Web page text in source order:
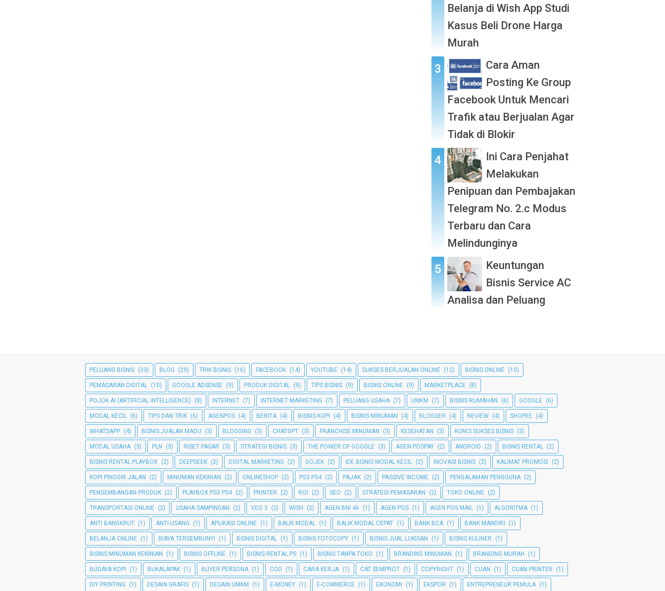
Belanja di Wish App Studi
Kasus Beli Drone Harga
Murah
Cara Aman
Posting Ke Group
Facebook Untuk Mencari
Trafik atau Berjualan Agar
Tidak di Blokir
Ini Cara Penjahat
Melakukan
Penipuan dan Pembajakan
Telegram No. 2.c Modus
Terbaru dan Cara
Melindunginya
Keuntungan
Bisnis Service AC
Analisa dan Peluang
PELUANG BISNIS (33) BLOG (29) TRIK BISNIS (16) FACEBOOK (14) YOUTUBE (14) SUKSES BERJUALAN ONLINE (12) BISNIS ONLINE (10)
PEMASARAN DIGITAL (10) GOOGLE ADSENSE (9) PRODUK DIGITAL (9) TIPS BISNIS (9) BISNIS ONLINE (9) MARKETPLACE (8)
POJOK AI (ARTIFICIAL INTELLIGENCE) (8) INTERNET (7) INTERNET MARKETING (7) PELUANG USAHA (7) UMKM (7) BISNIS RUMAHAN (6) GOOGLE (6)
MODAL KECIL (6) TIPS DAN TRIK (6) AGENPOS (4) BERITA (4) BISNIS KOPI (4) BISNIS MINUMAN (4) BLOGGER (4) REVIEW (4) SHOPEE (4)
WHATSAPP (4) BISNIS JUALAN MADU (3) BLOGGING (3) CHATGPT (3) FRANCHISE MINUMAN (3) KESEHATAN (3) KUNCI SUKSES BISNIS (3)
MODAL USAHA (3) PLN (3) RISET PASAR (3) STRATEGI BISNIS (3) THE POWER OF GOOGLE (3) AGEN POSPAY (2) ANDROID (2) BISNIS RENTAL (2)
BISNIS RENTAL PLAYBOX (2) DEEPSEEK (2) DIGITAL MARKETING (2) GOJEK (2) IDE BISNIS MODAL KECIL (2) INOVASI BISNIS (2) KALIMAT PROMOSI (2)
KOPI PINGGIR JALAN (2) MINUMAN KEKINIAN (2) ONLINESHOP (2) PS3 PS4 (2) PAJAK (2) PASSIVE INCOME (2) PENGALAMAN PENGGUNA (2)
PENGEMBANGAN PRODUK (2) PLAYBOX PS3 PS4 (2) PRINTER (2) ROI (2) SEO (2) STRATEGI PEMASARAN (2) TOKO ONLINE (2)
TRANSPORTASI ONLINE (2) USAHA SAMPINGAN (2) VEO 3 (2) WISH (2) AGEN BNI 46 (1) AGEN POS (1) AGEN POS MAIL (1) ALGORITMA (1)
ANTI BANGKRUT (1) ANTI-USANG (1) APLIKASI ONLINE (1) BALIK MODAL (1) BALIK MODAL CEPAT (1) BANK BCA (1) BANK MANDIRI (1)
BELANJA ONLINE (1) BIAYA TERSEMBUNYI (1) BISNIS DIGITAL (1) BISNIS FOTOCOPY (1) BISNIS JUAL LUKISAN (1) BISNIS KULINER (1)
BISNIS MINUMAN KEKINIAN (1) BISNIS OFFLINE (1) BISNIS RENTAL PS (1) BISNIS TANPA TOKO (1) BRANDING MINUMAN (1) BRANDING MURAH (1)
BUDAYA KOPI (1) BUKALAPAK (1) BUYER PERSONA (1) COD (1) CARA KERJA (1) CAT SEMPROT (1) COPYRIGHT (1) CUAN (1) CUAN PRINTER (1)
DIY PRINTING (1) DESAIN GRAFIS (1) DESAIN UMKM (1) E-MONEY (1) E-COMMERCE (1) EKONOMI (1) EKSPOR (1) ENTREPRENEUR PEMULA (1)